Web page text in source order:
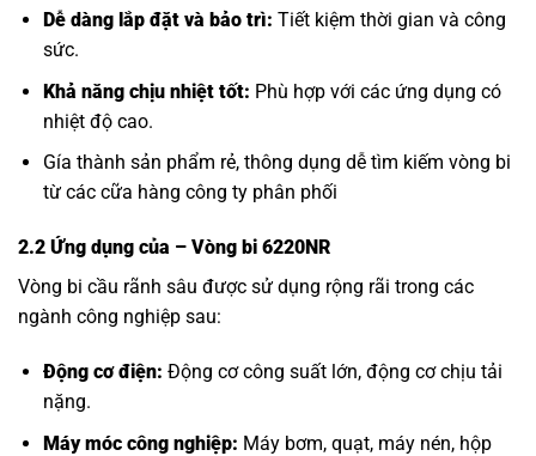
Dễ dàng lắp đặt và bảo trì: Tiết kiệm thời gian và công
sức.
Khả năng chịu nhiệt tốt: Phù hợp với các ứng dụng có
nhiệt độ cao.
Gía thành sản phẩm rẻ, thông dụng dễ tìm kiếm vòng bi
từ các cữa hàng công ty phân phối
2.2 Ứng dụng của – Vòng bi 6220NR
Vòng bi cầu rãnh sâu được sử dụng rộng rãi trong các
ngành công nghiệp sau:
Động cơ điện: Động cơ công suất lớn, động cơ chịu tải
nặng.
Máy móc công nghiệp: Máy bơm, quạt, máy nén, hộp